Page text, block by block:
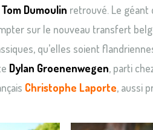
Tom Dumoulin retrouvé. Le géant
sur le nouveau transfert
qu’elles soient
Dylan Groenenwegen, parti
Christophe Laporte, aussi